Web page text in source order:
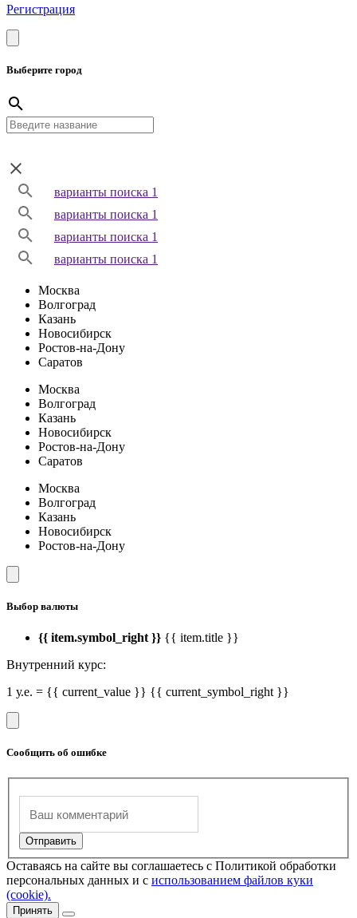
Регистрация
Выберите город
варианты поиска 1
варианты поиска 1
варианты поиска 1
варианты поиска 1
Москва
Волгоград
Казань
Новосибирск
Ростов-на-Дону
Саратов
Москва
Волгоград
Казань
Новосибирск
Ростов-на-Дону
Саратов
Москва
Волгоград
Казань
Новосибирск
Ростов-на-Дону
Выбор валюты
{{ item.symbol_right }} {{ item.title }}
Внутренний курс:
1 у.е. = {{ current_value }} {{ current_symbol_right }}
Сообщить об ошибке
Оставаясь на сайте вы соглашаетесь с Политикой обработки
персональных данных и с использованием файлов куки
(cookie).
Принять